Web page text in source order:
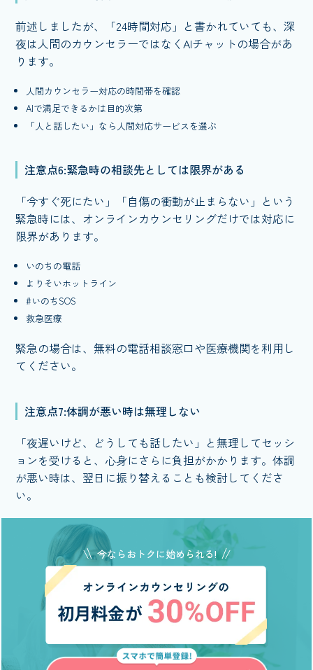
前述しましたが、「24時間対応」と書かれていても、深
夜は人間のカウンセラーではなくAIチャットの場合があ
ります。
人間カウンセラー対応の時間帯を確認
AIで満足できるかは目的次第
「人と話したい」なら人間対応サービスを選ぶ
注意点6:緊急時の相談先としては限界がある
「今すぐ死にたい」「自傷の衝動が止まらない」という
緊急時には、オンラインカウンセリングだけでは対応に
限界があります。
いのちの電話
よりそいホットライン
#いのちSOS
救急医療
緊急の場合は、無料の電話相談窓口や医療機関を利用し
てください。
注意点7:体調が悪い時は無理しない
「夜遅いけど、どうしても話したい」と無理してセッシ
ョンを受けると、心身にさらに負担がかかります。体調
が悪い時は、翌日に振り替えることも検討してくださ
い。
今ならおトクに始められる!